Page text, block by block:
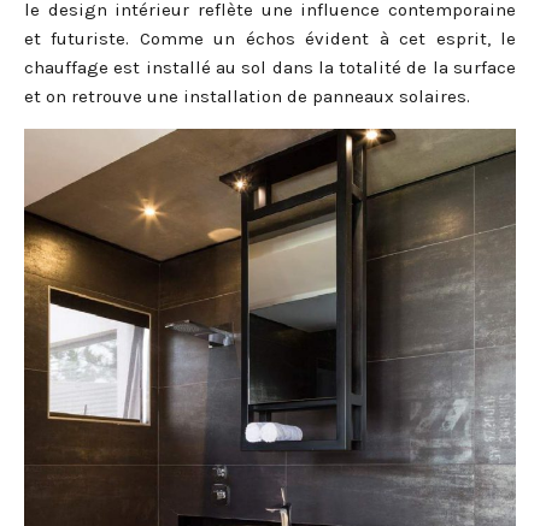
le design intérieur reflète une influence contemporaine
et futuriste. Comme un échos évident à cet esprit, le
chauffage est installé au sol dans la totalité de la surface
et on retrouve une installation de panneaux solaires.